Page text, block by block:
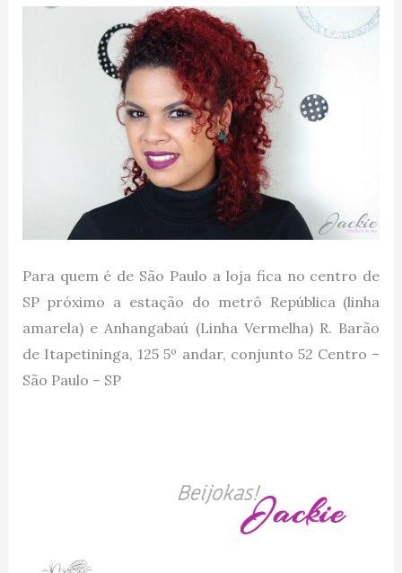
Para quem é de São Paulo a loja fica no centro de
SP próximo a estação do metrô República (linha
amarela) e Anhangabaú (Linha Vermelha) R. Barão
de Itapetininga, 125 5º andar, conjunto 52 Centro –
São Paulo – SP